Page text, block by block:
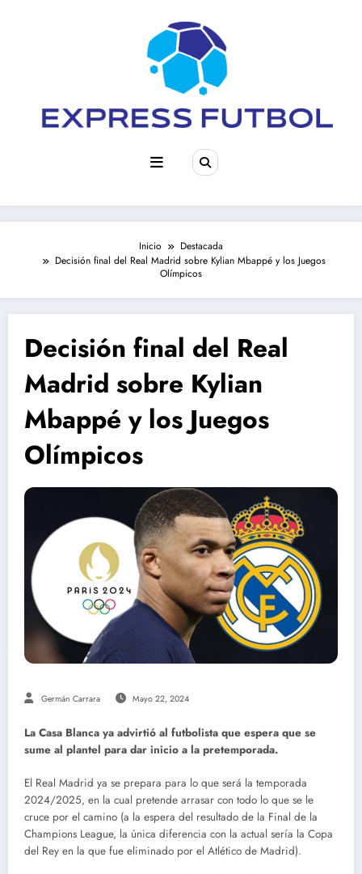
Inicio
Destacada
Decisión final del Real Madrid sobre Kylian Mbappé y los Juegos
Olímpicos
Decisión final del Real
Madrid sobre Kylian
Mbappé y los Juegos
Olímpicos
Germán Carrara Mayo 22, 2024
La Casa Blanca ya advirtió al futbolista que espera que se
sume al plantel para dar inicio a la pretemporada.
El Real Madrid ya se prepara para lo que será la temporada
2024/2025, en la cual pretende arrasar con todo lo que se le
cruce por el camino (a la espera del resultado de la Final de la
Champions League, la única diferencia con la actual sería la Copa
del Rey en la que fue eliminado por el Atlético de Madrid).